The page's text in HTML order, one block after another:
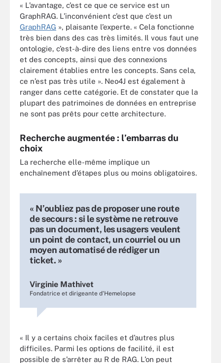
« L’avantage, c’est ce que ce service est un
GraphRAG. L’inconvénient c’est que c’est un
GraphRAG », plaisante l’experte. « Cela fonctionne
très bien dans des cas très limités. Il vous faut une
ontologie, c’est-à-dire des liens entre vos données
et des concepts, ainsi que des connexions
clairement établies entre les concepts. Sans cela,
ce n’est pas très utile ». Neo4J est également à
ranger dans cette catégorie. Et de constater que la
plupart des patrimoines de données en entreprise
ne sont pas prêts pour cette architecture.
Recherche augmentée : l’embarras du
choix
La recherche elle-même implique un
enchaînement d’étapes plus ou moins obligatoires.
« N’oubliez pas de proposer une route
de secours : si le système ne retrouve
pas un document, les usagers veulent
un point de contact, un courriel ou un
moyen automatisé de rédiger un
ticket. »
Virginie Mathivet
Fondatrice et dirigeante d'Hemelopse
« Il y a certains choix faciles et d’autres plus
difficiles. Parmi les options de facilité, il est
possible de s’arrêter au R de RAG. L’on peut